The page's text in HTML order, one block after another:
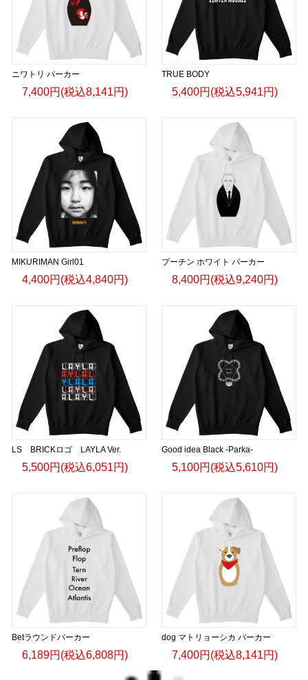
ニワトリ パーカー
7,400円(税込8,141円)
TRUE BODY
5,400円(税込5,941円)
MIKURIMAN Girl01
4,400円(税込4,840円)
プーチン ホワイト パーカー
8,400円(税込9,240円)
LS BRICKロゴ LAYLA Ver.
5,500円(税込6,051円)
Good idea Black -Parka-
5,100円(税込5,610円)
Betラウンドパーカー
6,189円(税込6,808円)
dog マトリョーシカ パーカー
7,400円(税込8,141円)